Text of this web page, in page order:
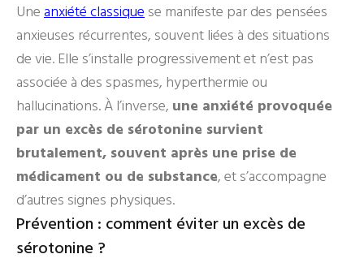
Uneanxiété classiquese manifeste par des pensées
anxieuses récurrentes, souvent liées à des situations
de vie. Elle s’installe progressivement et n’est pas
associée à des spasmes, hyperthermie ou
hallucinations. À l’inverse, une anxiété provoquée
par un excès de sérotonine survient
brutalement, souvent après une prise de
médicament ou de substance, et s’accompagne
d’autres signes physiques.
Prévention : comment éviter un excès de
sérotonine ?